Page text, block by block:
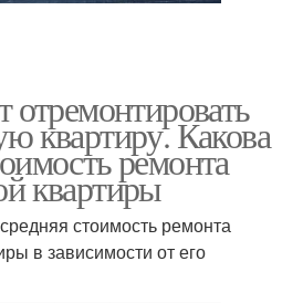
отремонтировать
квартиру. Какова
ремонта
квартиры
стоимость ремонта
в зависимости от его